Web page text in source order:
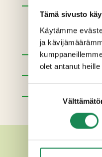
Tämä sivusto
Käytämme
ja
olet antanut
Ainesosat
Pastöroitumaito,
Pakkauskoot
Ravintosisältö
Lisätiedot